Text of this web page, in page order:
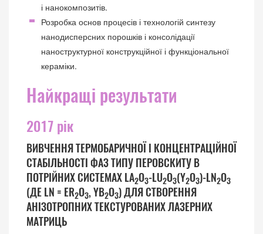
і нанокомпозитів.
Розробка основ процесів і технологій синтезу
нанодисперсних порошків і консолідації
наноструктурної конструкційної і функціональної
кераміки.
Найкращі результати
2017 рік
ВИВЧЕННЯ ТЕРМОБАРИЧНОЇ І КОНЦЕНТРАЦІЙНОЇ
СТАБІЛЬНОСТІ ФАЗ ТИПУ ПЕРОВСКИТУ В
ПОТРІЙНИХ СИСТЕМАХ LA2O3-LU2O3(Y2O3)-LN2O3
(ДЕ LN = ER2O3, YB2O3) ДЛЯ СТВОРЕННЯ
АНІЗОТРОПНИХ ТЕКСТУРОВАНИХ ЛАЗЕРНИХ
МАТРИЦЬ